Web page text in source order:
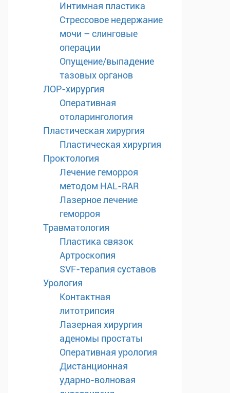
Интимная пластика
Стрессовое недержание
мочи – слинговые
операции
Опущение/выпадение
тазовых органов
ЛОР-хирургия
Оперативная
отоларингология
Пластическая хирургия
Пластическая хирургия
Проктология
Лечение геморроя
методом HAL-RAR
Лазерное лечение
геморроя
Травматология
Пластика связок
Артроскопия
SVF-терапия суставов
Урология
Контактная
литотрипсия
Лазерная хирургия
аденомы простаты
Оперативная урология
Дистанционная
ударно-волновая